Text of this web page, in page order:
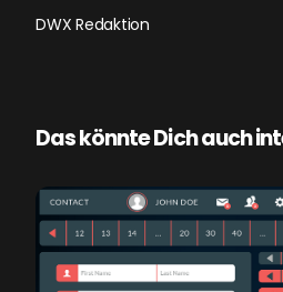
DWX Redaktion
Das könnte Dich auch